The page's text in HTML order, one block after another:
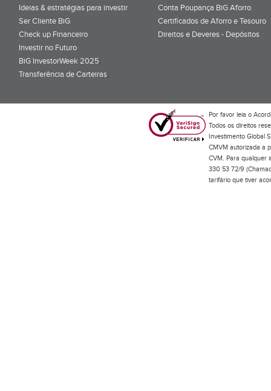
Ideias & estratégias para investir
Ser Cliente BiG
Check up Financeiro
Investir no Futuro
BiG InvestorWeek 2025;
Transferência de Carteiras;
Conta Poupança BiG Aforro
Certificados de Aforro e Tesouro
Direitos e Deveres - Depósitos
Por favor leia o
Todos os direitos
Investimento Global
CMVM autorizada a
CVM. Para qualquer
330 53 72/9
tarifário que tiver